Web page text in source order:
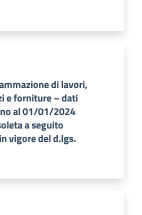
di lavori,
e forniture – dati
al 01/01/2024
a seguito
vigore del d.lgs.